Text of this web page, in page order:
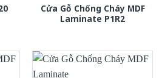
Cửa Gỗ Chống Cháy MDF
Laminate P1R2